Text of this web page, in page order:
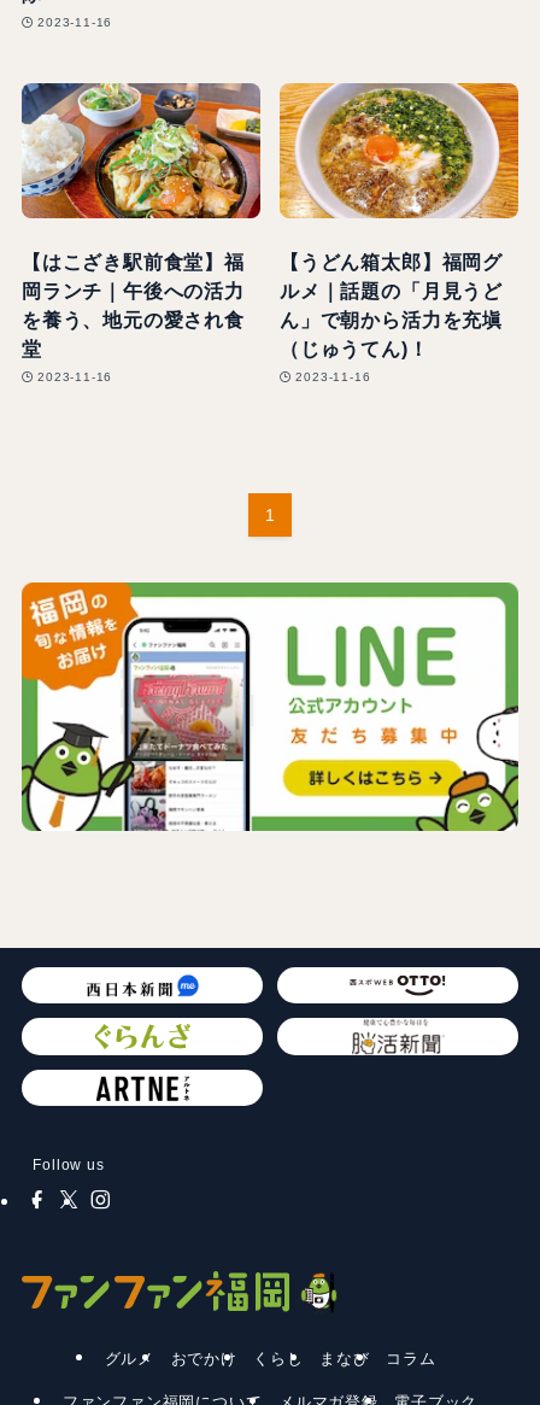
2023-11-16
【はこざき駅前食堂】福
岡ランチ｜午後への活力
を養う、地元の愛され食
堂
2023-11-16
【うどん箱太郎】福岡グ
ルメ｜話題の「月見うど
ん」で朝から活力を充塡
（じゅうてん)！
2023-11-16
1
Follow us
グルメ おでかけ くらし まなび コラム